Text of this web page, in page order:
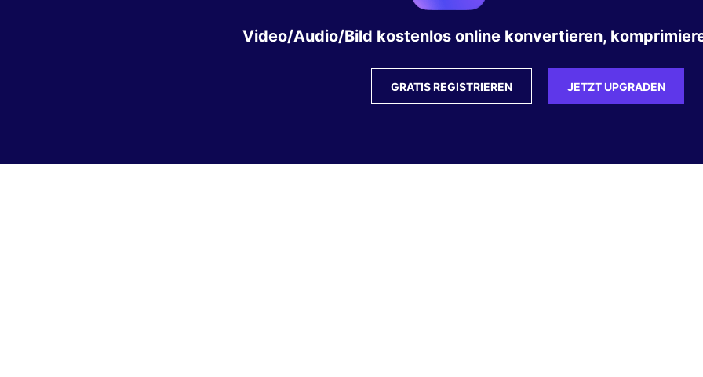
Video/Audio/Bild kostenlos online konvertieren,
GRATIS REGISTRIEREN JETZT UPGRADEN